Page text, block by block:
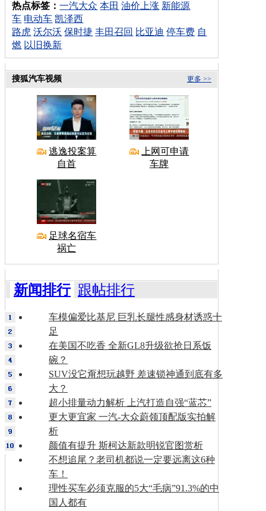
热点标签：一汽大众 本田 油价上涨 新能源
车 电动车 凯泽西
路虎 沃尔沃 保时捷 丰田召回 比亚迪 停车费 自
燃 以旧换新
更多 >>
搜狐汽车视频
逃逸投案算
自首
上网可申请
车牌
足球名宿车
祸亡
新闻排行 跟帖排行
车模偏爱比基尼 巨乳长腿性感身材诱惑十
足
在美国不吃香 全新GL8升级欲抢日系饭
碗？
SUV没它甭想玩越野 差速锁神通到底有多
大？
超小排量动力解析 上汽打造自强“蓝芯”
更大更宜家 一汽-大众蔚领顶配版实拍解
析
颜值有提升 斯柯达新款明锐官图赏析
不想追尾？老司机都说一定要远离这6种
车！
理性买车必须克服的5大“毛病”91.3%的中
国人都有